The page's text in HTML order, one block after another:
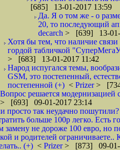
[685] 13-01-2017 13:59
Да. Я о том же - о
20, то последующий
decarch > [639] 13-01-
Хотя бы тем, что наличие
гордой табличкой
> [683] 13-01-2017 11:42
Народ испугался темы,
GSM, это постепенный,
постепенной (+) < Prizer>
Вопрос решается модернизацией
> [693] 09-01-2017 23:14
просто так неудачно
больше 100р легко. Есть
не дороже 100 евро, но
и родителей
(+) < Prizer> [873] 09-01-